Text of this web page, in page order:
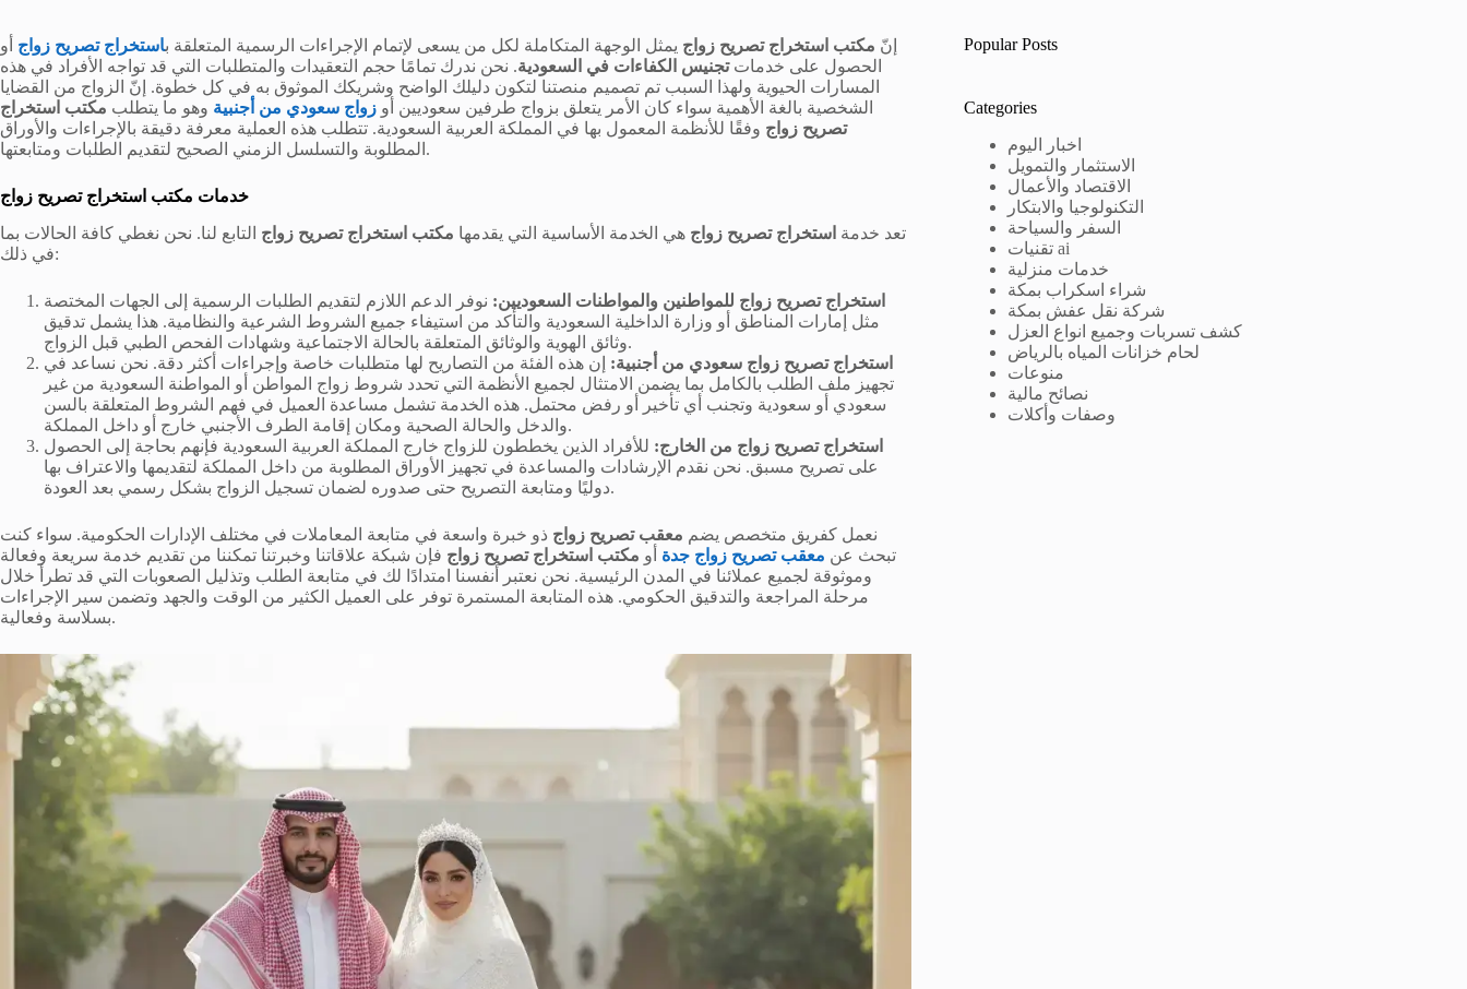
إنّ مكتب استخراج تصريح زواج يمثل الوجهة المتكاملة لكل من يسعى لإتمام الإجراءات الرسمية المتعلقة باستخراج تصريح زواج أو
الحصول على خدماتتجنيس الكفاءات في السعودية. نحن ندرك تمامًا حجم التعقيدات والمتطلبات التي قد تواجه الأفراد في هذه
المسارات الحيوية ولهذا السبب تم تصميم منصتنا لتكون دليلك الواضح وشريكك الموثوق به في كل خطوة. إنّ الزواج من القضايا
الشخصية بالغة الأهمية سواء كان الأمر يتعلق بزواج طرفين سعوديين أو زواج سعودي من أجنبية وهو ما يتطلب مكتب استخراج
تصريح زواج وفقًا للأنظمة المعمول بها في المملكة العربية السعودية. تتطلب هذه العملية معرفة دقيقة بالإجراءات والأوراق
المطلوبة والتسلسل الزمني الصحيح لتقديم الطلبات ومتابعتها.
خدمات مكتب استخراج تصريح زواج
تعد خدمة استخراج تصريح زواج هي الخدمة الأساسية التي يقدمها مكتب استخراج تصريح زواج التابع لنا. نحن نغطي كافة الحالات بما
في ذلك:
استخراج تصريح زواج للمواطنين والمواطنات السعوديين: نوفر الدعم اللازم لتقديم الطلبات الرسمية إلى الجهات المختصة
مثل إمارات المناطق أو وزارة الداخلية السعودية والتأكد من استيفاء جميع الشروط الشرعية والنظامية. هذا يشمل تدقيق
وثائق الهوية والوثائق المتعلقة بالحالة الاجتماعية وشهادات الفحص الطبي قبل الزواج.
استخراج تصريح زواج سعودي من أجنبية: إن هذه الفئة من التصاريح لها متطلبات خاصة وإجراءات أكثر دقة. نحن نساعد في
تجهيز ملف الطلب بالكامل بما يضمن الامتثال لجميع الأنظمة التي تحدد شروط زواج المواطن أو المواطنة السعودية من غير
سعودي أو سعودية وتجنب أي تأخير أو رفض محتمل. هذه الخدمة تشمل مساعدة العميل في فهم الشروط المتعلقة بالسن
والدخل والحالة الصحية ومكان إقامة الطرف الأجنبي خارج أو داخل المملكة.
استخراج تصريح زواج من الخارج: للأفراد الذين يخططون للزواج خارج المملكة العربية السعودية فإنهم بحاجة إلى الحصول
على تصريح مسبق. نحن نقدم الإرشادات والمساعدة في تجهيز الأوراق المطلوبة من داخل المملكة لتقديمها والاعتراف بها
دوليًا ومتابعة التصريح حتى صدوره لضمان تسجيل الزواج بشكل رسمي بعد العودة.
نعمل كفريق متخصص يضم معقب تصريح زواج ذو خبرة واسعة في متابعة المعاملات في مختلف الإدارات الحكومية. سواء كنت
تبحث عن معقب تصريح زواج جدة أو مكتب استخراج تصريح زواج فإن شبكة علاقاتنا وخبرتنا تمكننا من تقديم خدمة سريعة وفعالة
وموثوقة لجميع عملائنا في المدن الرئيسية. نحن نعتبر أنفسنا امتدادًا لك في متابعة الطلب وتذليل الصعوبات التي قد تطرأ خلال
مرحلة المراجعة والتدقيق الحكومي. هذه المتابعة المستمرة توفر على العميل الكثير من الوقت والجهد وتضمن سير الإجراءات
بسلاسة وفعالية.
Popular Posts
Categories
اخبار اليوم
الاستثمار والتمويل
الاقتصاد والأعمال
التكنولوجيا والابتكار
السفر والسياحة
تقنيات ai
خدمات منزلية
شراء اسكراب بمكة
شركة نقل عفش بمكة
كشف تسربات وجميع انواع العزل
لحام خزانات المياه بالرياض
منوعات
نصائح مالية
وصفات وأكلات